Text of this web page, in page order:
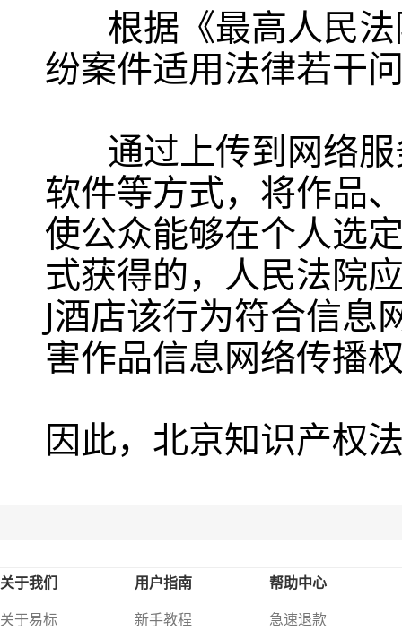
根据《最高人民法
纷案件适用法律若干
通过上传到网络
软件等方式，将作品
使公众能够在个人选
式获得的，人民法院
J酒店该行为符合信
害作品信息网络传播
因此，北京知识产权
关于我们
关于易标
用户指南
新手教程
帮助中心
急速退款